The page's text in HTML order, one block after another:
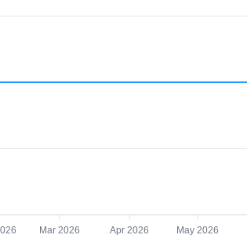
Mar 2026 Apr 2026 May 2026